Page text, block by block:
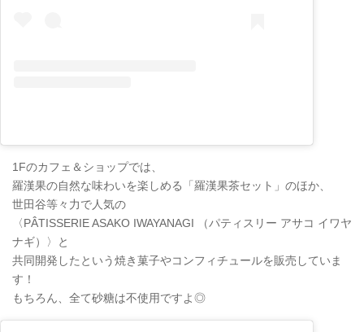
1Fのカフェ＆ショップでは、
羅漢果の自然な味わいを楽しめる「羅漢果茶セット」のほか、
世田谷等々力で人気の
〈PÂTISSERIE ASAKO IWAYANAGI （パティスリー アサコ イワヤ
ナギ）〉と
共同開発したという焼き菓子やコンフィチュールを販売していま
す！
もちろん、全て砂糖は不使用ですよ◎